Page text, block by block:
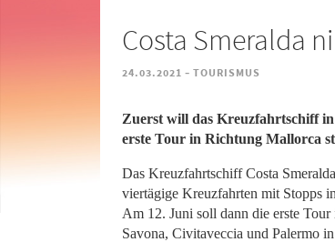
Costa Smeralda
24.03.2021 - TOURISMUS
Zuerst will das Kreuzfahrtschiff in
erste Tour in Richtung Mallorca
Das Kreuzfahrtschiff Costa
viertägige Kreuzfahrten mit Stopps
Am 12. Juni soll dann die erste
Savona, Civitaveccia und Palermo